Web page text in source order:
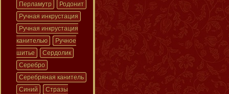
Перламутр
Родонит
Ручная инкрустация
Ручная инкрустация
канителью
Ручное
шитье
Сердолик
Серебро
Серебряная канитель
Синий
Стразы